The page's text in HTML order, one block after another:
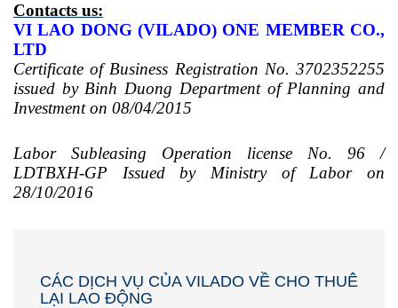
Contacts us:
VI LAO DONG (VILADO) ONE MEMBER CO.,
LTD
Certificate of Business Registration No. 3702352255
issued by Binh Duong Department of Planning and
Investment on 08/04/2015
Labor Subleasing Operation license No. 96 /
LDTBXH-GP Issued by Ministry of Labor on
28/10/2016
CÁC DỊCH VỤ CỦA VILADO VỀ CHO THUÊ
LẠI LAO ĐỘNG